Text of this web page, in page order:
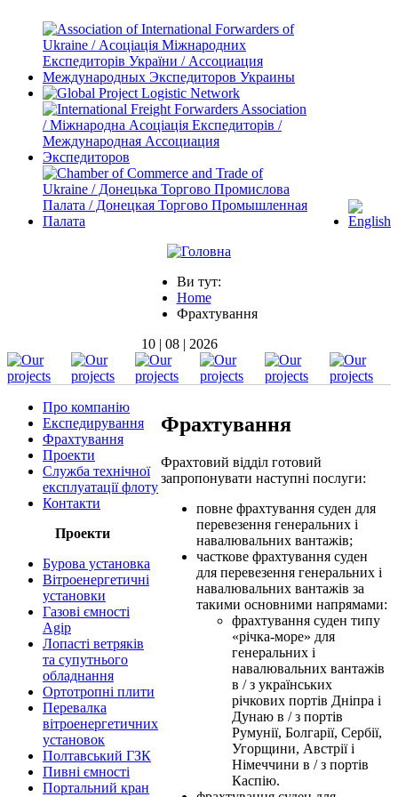
Ви тут:
Home
Фрахтування
10 | 08 | 2026
Про компанію
Експедирування
Фрахтування
Проекти
Служба технічної
експлуатації флоту
Контакти
Проекти
Бурова установка
Вітроенергетичні
установки
Газові ємності
Agip
Лопасті ветряків
та супутнього
обладнання
Ортотропні плити
Перевалка
вітроенергетичних
установок
Полтавський ГЗК
Пивні ємності
Портальний кран
Фрахтування
Фрахтовий відділ готовий
запропонувати наступні послуги:
повне фрахтування суден для
перевезення генеральних і
навалювальних вантажів;
часткове фрахтування суден
для перевезення генеральних і
навалювальних вантажів за
такими основними напрямами:
фрахтування суден типу
«річка-море» для
генеральних і
навалювальних вантажів
в / з українських
річкових портів Дніпра і
Дунаю в / з портів
Румунії, Болгарії, Сербії,
Угорщини, Австрії і
Німеччини в / з портів
Каспію.